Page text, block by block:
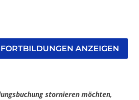
ANZEIGEN
stornieren möchten,